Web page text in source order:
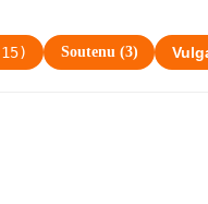
15) Soutenu(3)